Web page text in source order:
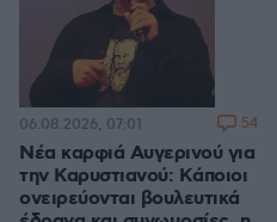
Νέα καρφιά Αυγερινού για
την Καρυστιανού: Kάποιοι
ονειρεύονται βουλευτικά
06.08.2026, 07:01 54